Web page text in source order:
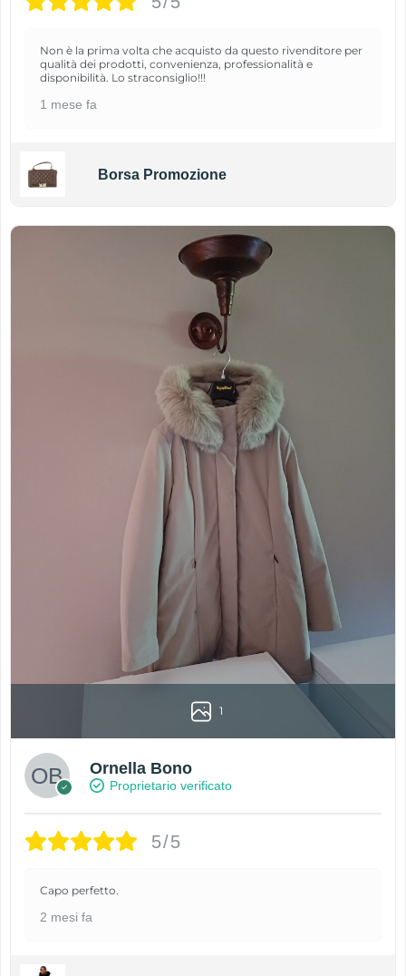
Non è la prima volta che acquisto da questo rivenditore per
qualità dei prodotti, convenienza, professionalità e
disponibilità. Lo straconsiglio!!!
1 mese fa
Borsa Promozione
1
Ornella Bono
Proprietario verificato
5/5
Capo perfetto.
2 mesi fa